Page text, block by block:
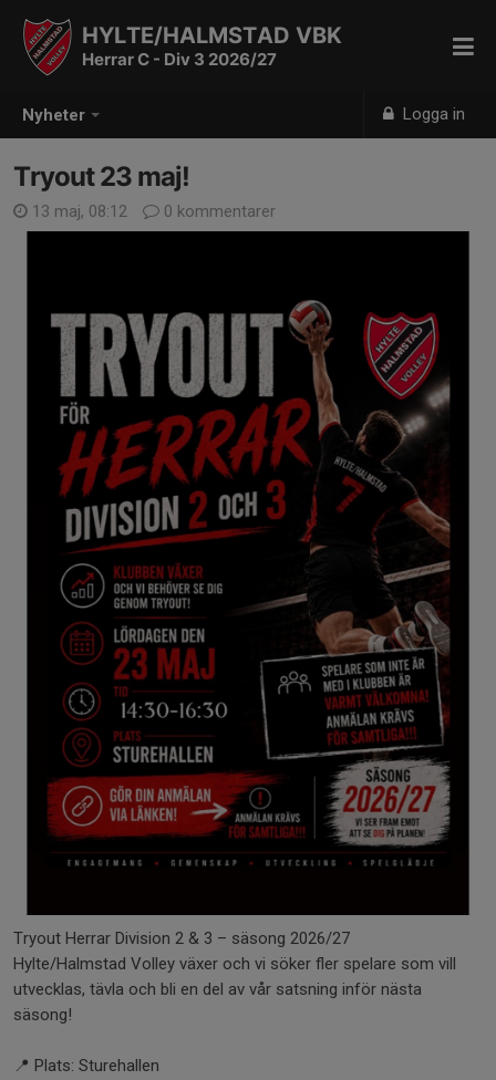
Nyheter Logga in
HYLTE/HALMSTAD VBK
Herrar C - Div 3 2026/27
Tryout 23 maj!
13 maj, 08:12 0 kommentarer
Tryout Herrar Division 2 & 3 – säsong 2026/27
Hylte/Halmstad Volley växer och vi söker fler spelare som vill
utvecklas, tävla och bli en del av vår satsning inför nästa
säsong!
📍 Plats: Sturehallen